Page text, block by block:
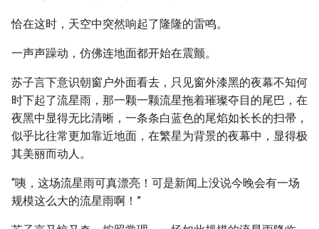
恰在这时，天空中突然响起了隆隆的雷鸣。
一声声躁动，仿佛连地面都开始在震颤。
苏子言下意识朝窗户外面看去，只见窗外漆黑的夜幕不知何
时下起了流星雨，那一颗一颗流星拖着璀璨夺目的尾巴，在
夜黑中显得无比清晰，一条条白蓝色的尾焰如长长的扫帚，
似乎比往常更加靠近地面，在繁星为背景的夜幕中，显得极
其美丽而动人。
“咦，这场流星雨可真漂亮！可是新闻上没说今晚会有一场
规模这么大的流星雨啊！”